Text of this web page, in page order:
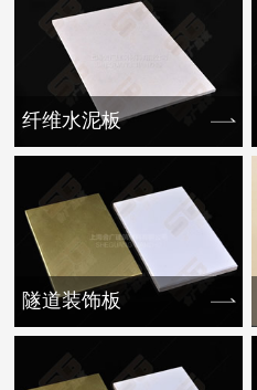
纤维水泥板
隧道装饰板